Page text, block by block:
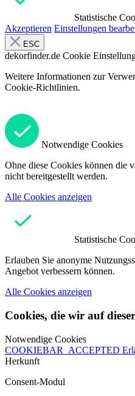
Statistische
Akzeptieren Einstellungen
ESC
dekorfinder.de Cookie
Weitere Informationen zur
Cookie-Richtlinien.
Notwendige Cookies
Ohne diese Cookies können die
nicht bereitgestellt werden.
Alle Cookies anzeigen
Statistische
Erlauben Sie anonyme
Angebot verbessern können.
Alle Cookies anzeigen
Cookies, die wir auf
Notwendige Cookies
COOKIEBAR_ACCEPTED
Herkunft
Consent-Modul